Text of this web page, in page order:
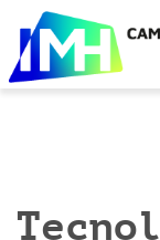
e